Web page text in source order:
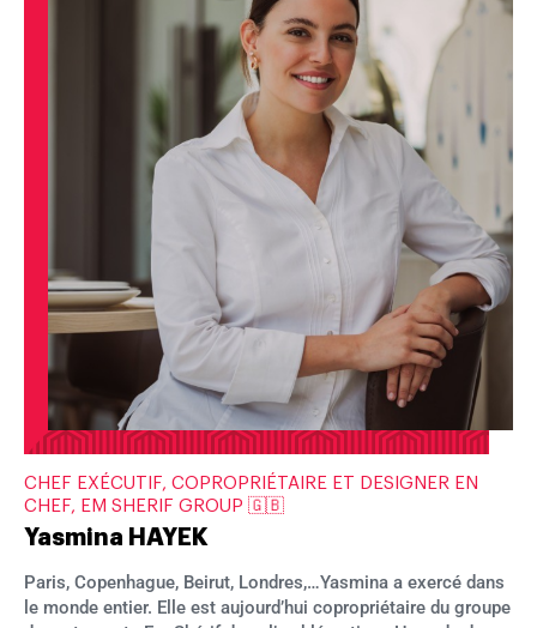
CHEF EXÉCUTIF, COPROPRIÉTAIRE ET DESIGNER EN
CHEF, EM SHERIF GROUP 🇬🇧
Yasmina HAYEK
Paris, Copenhague, Beirut, Londres,…Yasmina a exercé dans
le monde entier. Elle est aujourd’hui copropriétaire du groupe